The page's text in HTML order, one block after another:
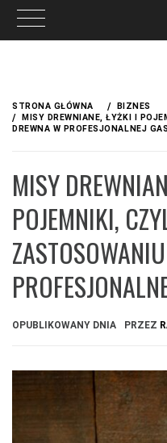
treściSTRONA GŁÓWNA
BIZNES
MISY DREWNIANE, ŁYŻKI I
DREWNA W PROFESJONALNEJ
MISY
POJEMNIKI,
OPUBLIKOWANY DNIA PRZEZ